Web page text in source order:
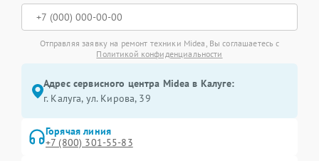
Отправляя заявку на ремонт техники Midea, Вы соглашаетесь с
Политикой конфиденциальности
Адрес сервисного центра Midea в Калуге:
г. Калуга, ул. Кирова, 39
Горячая линия
+7 (800) 301-55-83